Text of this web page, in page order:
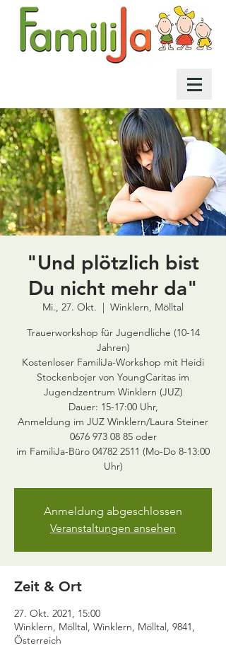
"Und plötzlich bist
Du nicht mehr da"
Mi., 27. Okt.
  |
Winklern, Mölltal
Trauerworkshop für Jugendliche (10-14
Jahren)
Kostenloser FamiliJa-Workshop mit Heidi
Stockenbojer von YoungCaritas im
Jugendzentrum Winklern (JUZ)
Dauer: 15-17:00 Uhr,
Anmeldung im JUZ Winklern/Laura Steiner
0676 973 08 85 oder
im FamiliJa-Büro 04782 2511 (Mo-Do 8-13:00
Uhr)
Anmeldung abgeschlossen
Veranstaltungen ansehen
Zeit & Ort
27. Okt. 2021, 15:00
Winklern, Mölltal, Winklern, Mölltal, 9841,
Österreich